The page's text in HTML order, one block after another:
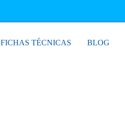
FICHAS TÉCNICAS BLOG